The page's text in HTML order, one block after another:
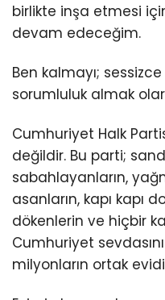
birlikte inşa etmesi
devam edeceğim.
Ben kalmayı;
sorumluluk almak
Cumhuriyet Halk
değildir. Bu parti;
sabahlayanların,
asanların, kapı kapı
dökenlerin ve hiçbir
Cumhuriyet
milyonların ortak